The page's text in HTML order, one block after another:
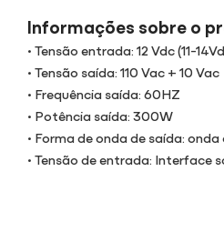
Informações sobre o
• Tensão entrada: 12 Vdc (11-
• Tensão saída: 110 Vac + 10 Vac
• Frequência saída: 60HZ
• Potência saída: 300W
• Forma de onda de saída:
• Tensão de entrada: Interface